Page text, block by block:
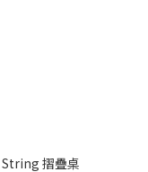
String 摺疊桌